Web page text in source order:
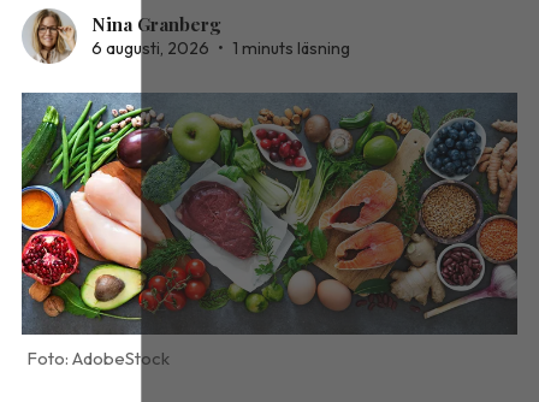
Nina Granberg
6 augusti, 2026 • 1 minuts läsning
AdobeStock